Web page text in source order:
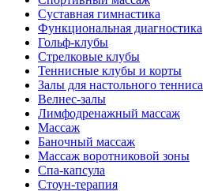
Суставная гимнастика
Функциональная диагностика
Гольф-клубы
Стрелковые клубы
Теннисные клубы и корты
Залы для настольного тенниса
Велнес-залы
Лимфодренажный массаж
Массаж
Баночный массаж
Массаж воротниковой зоны
Спа-капсула
Стоун-терапия